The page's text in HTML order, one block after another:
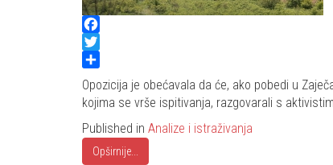
Facebook
Twitter
Share
Opozicija je obećavala da će, ako pobedi u
kojima se vrše ispitivanja, razgovarali s
Published in Analize i istraživanja
Opširnije...